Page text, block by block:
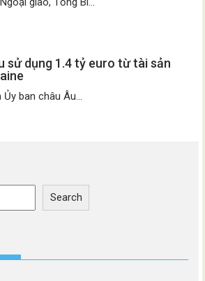
sử dụng 1.4 tỷ euro từ tài sản
ban châu Âu...
Search